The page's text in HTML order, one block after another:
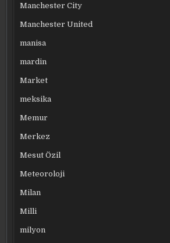
Manchester City
Manchester United
manisa
mardin
Market
meksika
Memur
Merkez
Mesut Özil
Meteoroloji
Milan
Milli
milyon